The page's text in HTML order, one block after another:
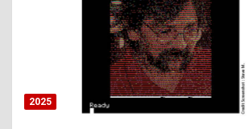
s
t
o
r
2025